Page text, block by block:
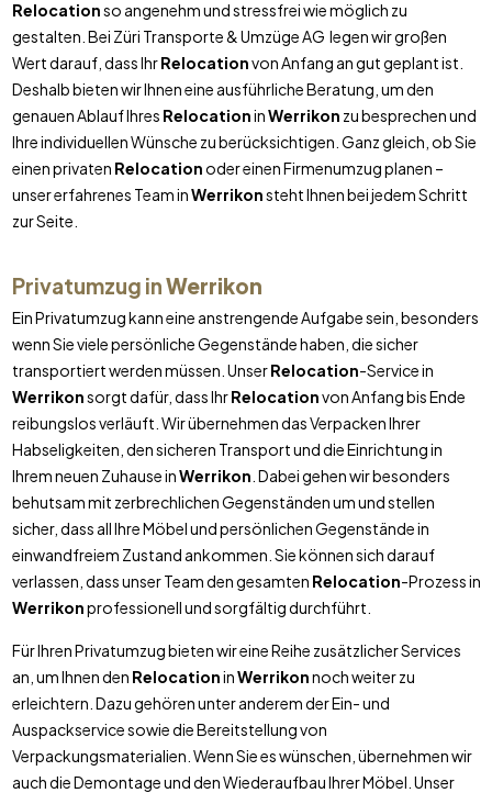
Relocationso angenehm und stressfrei wie möglich zu
gestalten. Bei Züri Transporte & Umzüge AG legen wir großen
Wert darauf, dass IhrRelocationvon Anfang an gut geplant ist.
Deshalb bieten wir Ihnen eine ausführliche Beratung, um den
genauen Ablauf Ihres RelocationinWerrikon zu besprechen und
Ihre individuellen Wünsche zu berücksichtigen. Ganz gleich, ob Sie
einen privaten Relocationoder einen Firmenumzug planen –
unser erfahrenes Team inWerrikonsteht Ihnen bei jedem Schritt
zur Seite.
Privatumzug inWerrikon
Ein Privatumzug kann eine anstrengende Aufgabe sein, besonders
wenn Sie viele persönliche Gegenstände haben, die sicher
transportiert werden müssen. UnserRelocation-Service in
Werrikonsorgt dafür, dass IhrRelocationvon Anfang bis Ende
reibungslos verläuft. Wir übernehmen das Verpacken Ihrer
Habseligkeiten, den sicheren Transport und die Einrichtung in
Ihrem neuen Zuhause inWerrikon . Dabei gehen wir besonders
behutsam mit zerbrechlichen Gegenständen um und stellen
sicher, dass all Ihre Möbel und persönlichen Gegenstände in
einwandfreiem Zustand ankommen. Sie können sich darauf
verlassen, dass unser Team den gesamten Relocation-Prozess in
Werrikonprofessionell und sorgfältig durchführt.
Für Ihren Privatumzug bieten wir eine Reihe zusätzlicher Services
an, um Ihnen den RelocationinWerrikonnoch weiter zu
erleichtern. Dazu gehören unter anderem der Ein- und
Auspackservice sowie die Bereitstellung von
Verpackungsmaterialien. Wenn Sie es wünschen, übernehmen wir
auch die Demontage und den Wiederaufbau Ihrer Möbel. Unser